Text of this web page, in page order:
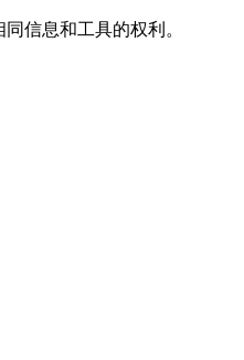
信息和工具的权利。